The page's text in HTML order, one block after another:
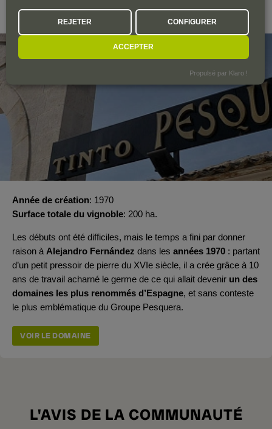
Année de création 1970
Surface totale du vignoble 200 ha.
Les débuts ont été difficiles, mais le temps a fini par donner
raison à Alejandro Fernández dans les années 1970 : partant
d’un petit pressoir de pierre du XVIe siècle, il a crée grâce à 10
ans de travail acharné le germe de ce qui allait devenir un des
domaines les plus renommés d’Espagne, et sans conteste
le plus emblématique du Groupe Pesquera.
VOIR LE DOMAINE
L'AVIS DE LA COMMUNAUTÉ
REJETER CONFIGURER
ACCEPTER
Propulsé par Klaro !